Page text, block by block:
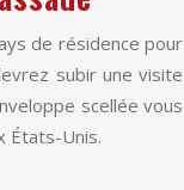
de résidence pour
subir une visite
scellée vous
États-Unis.